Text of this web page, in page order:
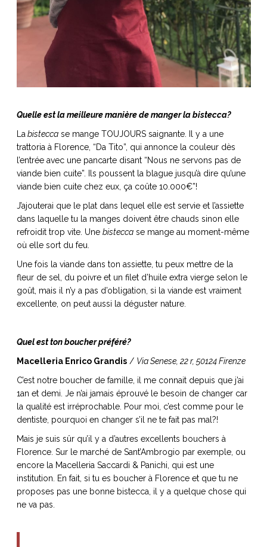
Quelle est la meilleure manière de manger la bistecca?
La bisteccase mange TOUJOURS saignante. Il y a une
trattoria à Florence, “Da Tito”, qui annonce la couleur dès
l’entrée avec une pancarte disant “Nous ne servons pas de
viande bien cuite”. Ils poussent la blague jusqu’à dire qu’une
viande bien cuite chez eux, ça coûte 10.000€”!
J’ajouterai que le plat dans lequel elle est servie et l’assiette
dans laquelle tu la manges doivent être chauds sinon elle
refroidit trop vite. Une bisteccase mange au moment-même
où elle sort du feu.
Une fois la viande dans ton assiette, tu peux mettre de la
fleur de sel, du poivre et un filet d’huile extra vierge selon le
goût, mais il n’y a pas d’obligation, si la viande est vraiment
excellente, on peut aussi la déguster nature.
Quel est ton boucher préféré?
Macelleria Enrico Grandis/ Via Senese, 22 r, 50124 Firenze
C’est notre boucher de famille, il me connait depuis que j’ai
1an et demi. Je n’ai jamais éprouvé le besoin de changer car
la qualité est irréprochable. Pour moi, c’est comme pour le
dentiste, pourquoi en changer s’il ne te fait pas mal?!
Mais je suis sûr qu’il y a d’autres excellents bouchers à
Florence. Sur le marché de Sant’Ambrogio par exemple, ou
encore la Macelleria Saccardi & Panichi, qui est une
institution. En fait, si tu es boucher à Florence et que tu ne
proposes pas une bonne bistecca, il y a quelque chose qui
ne va pas.